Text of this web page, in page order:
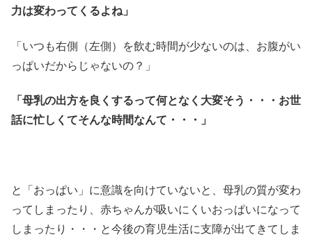
力は変わってくるよね」
「いつも右側（左側）を飲む時間が少ないのは、お腹がい
っぱいだからじゃないの？」
「母乳の出方を良くするって何となく大変そう・・・お世
話に忙しくてそんな時間なんて・・・」
と「おっぱい」に意識を向けていないと、母乳の質が変わ
ってしまったり、赤ちゃんが吸いにくいおっぱいになって
しまったり・・・と今後の育児生活に支障が出てきてしま